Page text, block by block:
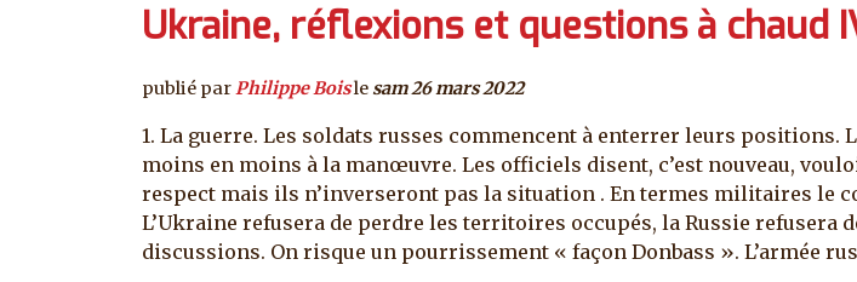
Ukraine, réflexions et questions à chaud
publié parPhilippe Boisle sam 26 mars 2022
1. La guerre. Les soldats russes commencent à enterrer leurs
moins en moins à la manœuvre. Les officiels disent, c’est nouveau,
respect mais ils n’inverseront pas la situation . En termes militaires le
L’Ukraine refusera de perdre les territoires occupés, la Russie refusera
discussions. On risque un pourrissement « façon Donbass ». L’armée